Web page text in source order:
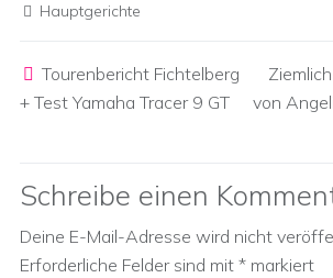
Hauptgerichte
Tourenbericht Fichtelberg
+ Test Yamaha Tracer 9 GT
von
Schreibe einen
Deine E-Mail-Adresse wird nicht
Erforderliche Felder sind mit * markiert